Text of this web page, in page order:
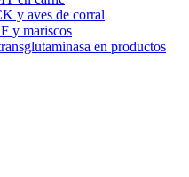
y aves de corral
y mariscos
en productos